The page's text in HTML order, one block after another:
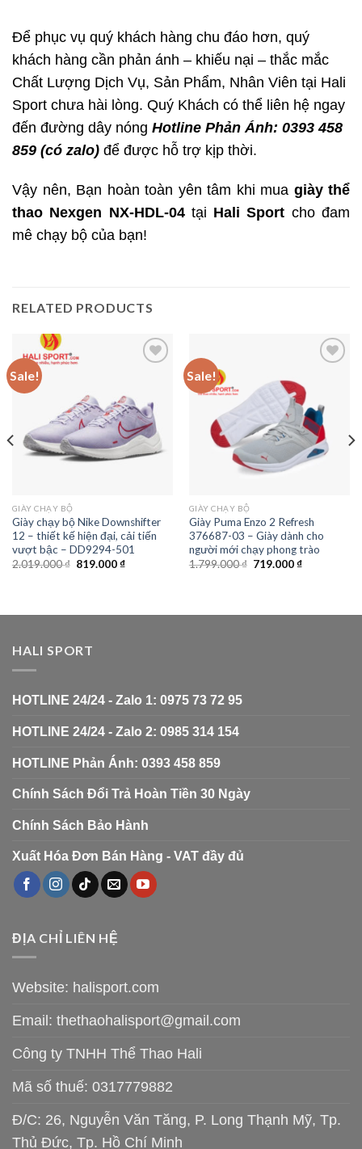
Để phục vụ quý khách hàng chu đáo hơn, quý
khách hàng cần phản ánh – khiếu nại – thắc mắc
Chất Lượng Dịch Vụ, Sản Phẩm, Nhân Viên tại Hali
Sport chưa hài lòng. Quý Khách có thể liên hệ ngay
đến đường dây nóng Hotline Phản Ánh: 0393 458
859 (có zalo) để được hỗ trợ kịp thời.
Vậy nên, Bạn hoàn toàn yên tâm khi mua giày thể
thao Nexgen NX-HDL-04 tại Hali Sport cho đam
mê chạy bộ của bạn!
RELATED PRODUCTS
Sale!
GIÀY CHẠY BỘ
Giày chạy bộ Nike Downshifter
12 – thiết kế hiện đại, cải tiến
vượt bậc – DD9294-501
2.019.000₫ 819.000₫
Sale!
GIÀY CHẠY BỘ
Giày Puma Enzo 2 Refresh
376687-03 – Giày dành cho
người mới chạy phong trào
1.799.000₫ 719.000₫
HALI SPORT
HOTLINE 24/24 - Zalo 1: 0975 73 72 95
HOTLINE 24/24 - Zalo 2: 0985 314 154
HOTLINE Phản Ánh: 0393 458 859
Chính Sách Đổi Trả Hoàn Tiền 30 Ngày
Chính Sách Bảo Hành
Xuất Hóa Đơn Bán Hàng - VAT đầy đủ
ĐỊA CHỈ LIÊN HỆ
Website: halisport.com
Email: thethaohalisport@gmail.com
Công ty TNHH Thể Thao Hali
Mã số thuế: 0317779882
Đ/C: 26, Nguyễn Văn Tăng, P. Long Thạnh Mỹ, Tp.
Thủ Đức, Tp. Hồ Chí Minh